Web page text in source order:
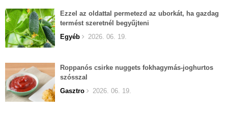
Ezzel az oldattal permetezd az uborkát, ha gazdag
termést szeretnél begyűjteni
Egyéb
2026. 06. 19.
Roppanós csirke nuggets fokhagymás-joghurtos
szósszal
Gasztro
2026. 06. 19.